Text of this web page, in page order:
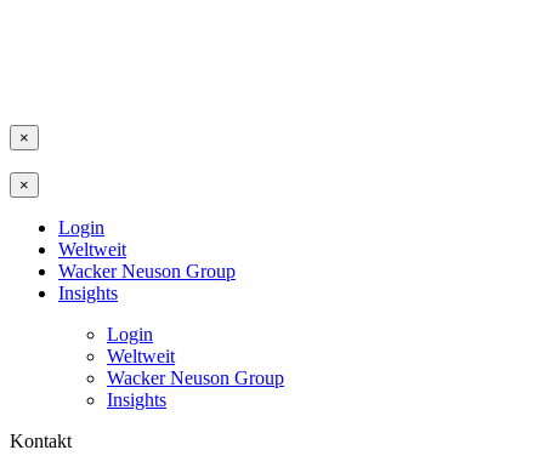
×
×
Login
Weltweit
Wacker Neuson Group
Insights
Login
Weltweit
Wacker Neuson Group
Insights
Kontakt